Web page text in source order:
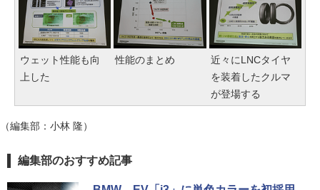
ウェット性能も向
上した
性能のまとめ
近々にLNCタイヤ
を装着したクルマ
が登場する
（編集部：小林 隆）
編集部のおすすめ記事